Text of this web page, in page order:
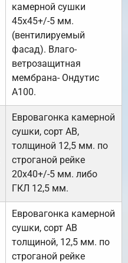
камерной сушки
45х45+/-5 мм.
(вентилируемый
фасад). Влаго-
ветрозащитная
мембрана- Ондутис
А100.
Евровагонка камерной
сушки, сорт АВ,
толщиной 12,5 мм. по
строганой рейке
20х40+/-5 мм. либо
ГКЛ 12,5 мм.
Евровагонка камерной
сушки, сорт АВ
толщиной, 12,5 мм. по
строганой рейке